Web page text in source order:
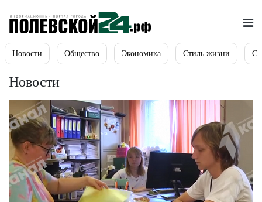
Новости Общество Экономика Стиль жизни
Новости